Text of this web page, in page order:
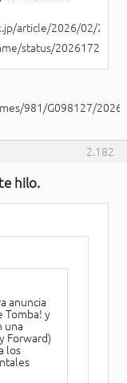
article/2026/02/24/
status/
981/G098127/
2.182
hilo.
anuncia
Tomba! y
una
Forward)
los